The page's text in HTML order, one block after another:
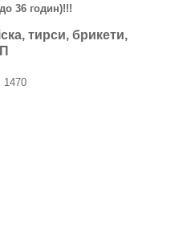
36 годин)!!!
тирси, брикети,
1470